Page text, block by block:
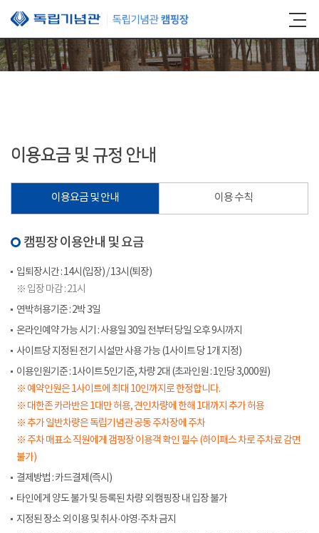
본문 바로가기
이용요금 및 규정 안내
이용요금 및 안내 이용 수칙
캠핑장 이용안내 및 요금
입퇴장시간 : 14시(입장) / 13시(퇴장)
※ 입장 마감 : 21시
연박허용기준 : 2박 3일
온라인예약 가능 시기 : 사용일 30일 전부터 당일 오후 9시까지
사이트당 지정된 전기 시설만 사용 가능 (1사이트 당 1개 지정)
이용인원기준 : 1사이트 5인기준, 차량 2대 (초과인원 : 1인당 3,000원)
※ 예약인원은 1사이트에 최대 10인까지로 한정합니다.
※ 대한존 카라반은 1대만 허용, 견인차량에 한해 1대까지 추가 허용
※ 추가 일반차량은 독립기념관 공동 주차장에 주차
※ 주차 매표소 직원에게 갬핑장 이용객 확인 필수 (하이패스 차로 주차료 감면
불가)
결제방법 : 카드결제(즉시)
타인에게 양도 불가 및 등록된 차량 외 캠핑장 내 입장 불가
지정된 장소 외 이용 및 취사·야영·주차 금지